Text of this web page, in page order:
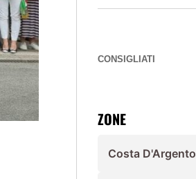
CONSIGLIATI
ZONE
Costa D'Argento